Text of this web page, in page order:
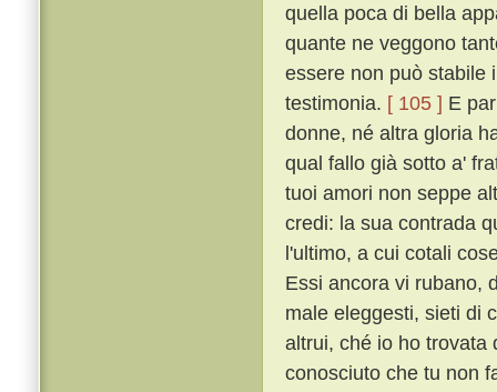
quella poca di bella
quante ne veggono
essere non può stabile
testimonia. [ 105 ] E
donne, né altra gloria
qual fallo già sotto a'
tuoi amori non seppe
credi: la sua contrada
l'ultimo, a cui cotali
Essi ancora vi rubano,
male eleggesti, sieti di
altrui, ché io ho trovata
conosciuto che tu non